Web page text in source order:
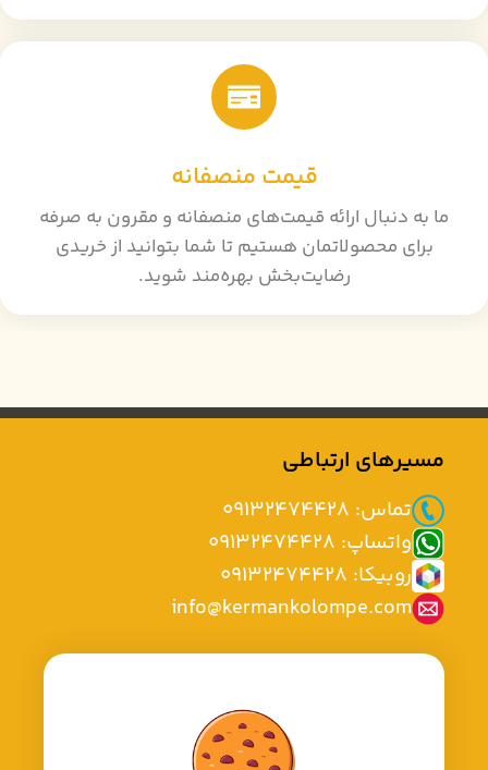
قیمت منصفانه
ما به دنبال ارائه قیمت‌های منصفانه و مقرون به صرفه
برای محصولاتمان هستیم تا شما بتوانید از خریدی
رضایت‌بخش بهره‌مند شوید.
مسیرهای ارتباطی
تماس: 09132474428
واتساپ: 09132474428
روبیکا: 09132474428
info@kermankolompe.com